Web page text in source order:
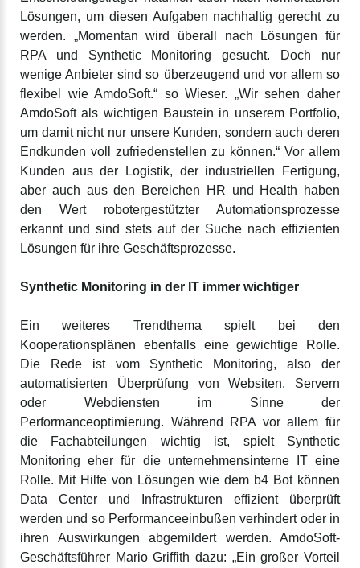
Lösungen, um diesen Aufgaben nachhaltig gerecht zu
werden. „Momentan wird überall nach Lösungen für
RPA und Synthetic Monitoring gesucht. Doch nur
wenige Anbieter sind so überzeugend und vor allem so
flexibel wie AmdoSoft.“ so Wieser. „Wir sehen daher
AmdoSoft als wichtigen Baustein in unserem Portfolio,
um damit nicht nur unsere Kunden, sondern auch deren
Endkunden voll zufriedenstellen zu können.“ Vor allem
Kunden aus der Logistik, der industriellen Fertigung,
aber auch aus den Bereichen HR und Health haben
den Wert robotergestützter Automationsprozesse
erkannt und sind stets auf der Suche nach effizienten
Lösungen für ihre Geschäftsprozesse.
Synthetic Monitoring in der IT immer wichtiger
Ein weiteres Trendthema spielt bei den
Kooperationsplänen ebenfalls eine gewichtige Rolle.
Die Rede ist vom Synthetic Monitoring, also der
automatisierten Überprüfung von Websiten, Servern
oder Webdiensten im Sinne der
Performanceoptimierung. Während RPA vor allem für
die Fachabteilungen wichtig ist, spielt Synthetic
Monitoring eher für die unternehmensinterne IT eine
Rolle. Mit Hilfe von Lösungen wie dem b4 Bot können
Data Center und Infrastrukturen effizient überprüft
werden und so Performanceeinbußen verhindert oder in
ihren Auswirkungen abgemildert werden. AmdoSoft-
Geschäftsführer Mario Griffith dazu: „Ein großer Vorteil